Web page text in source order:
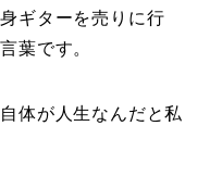
ギターを売りに行
葉です。
体が人生なんだと私